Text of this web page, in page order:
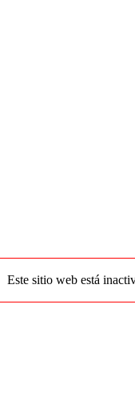
Este sitio web está